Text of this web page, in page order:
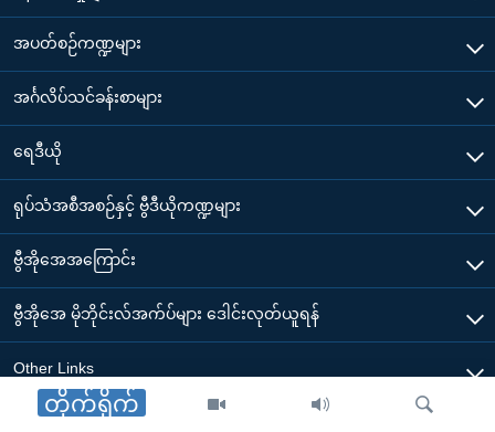
တိုက်ရိုက်
အပတ်စဉ်ကဏ္ဍများ
အင်္ဂလိပ်သင်ခန်းစာများ
ရေဒီယို
ရုပ်သံအစီအစဉ်နှင့် ဗွီဒီယိုကဏ္ဍများ
ဗွီအိုအေအကြောင်း
ဗွီအိုအေ မိုဘိုင်းလ်အက်ပ်များ ဒေါင်းလုတ်ယူရန်
Other Links